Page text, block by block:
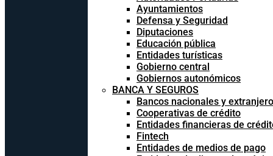
Ayuntamientos
Defensa y Seguridad
Diputaciones
Educación pública
Entidades turísticas
Gobierno central
Gobiernos autonómicos
BANCA Y SEGUROS
Bancos nacionales y
Cooperativas de crédito
Entidades financieras de
Fintech
Entidades de medios de pago